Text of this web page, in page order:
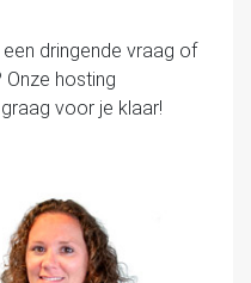
dringende vraag of
Onze hosting
voor je klaar!